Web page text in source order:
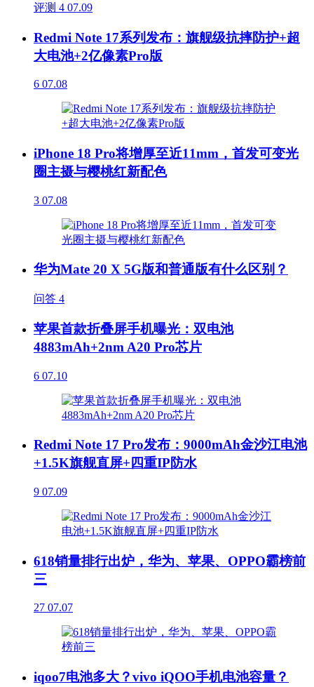
评测 4 07.09
Redmi Note 17系列发布：旗舰级抗摔防护+超
大电池+2亿像素Pro版
6 07.08
iPhone 18 Pro将增厚至近11mm，首发可变光
圈主摄与樱桃红新配色
3 07.08
华为Mate 20 X 5G版和普通版有什么区别？
问答 4
苹果首款折叠屏手机曝光：双电池
4883mAh+2nm A20 Pro芯片
6 07.10
Redmi Note 17 Pro发布：9000mAh金沙江电池
+1.5K旗舰直屏+四重IP防水
9 07.09
618销量排行出炉，华为、苹果、OPPO霸榜前
三
27 07.07
iqoo7电池多大？vivo iQOO手机电池容量？